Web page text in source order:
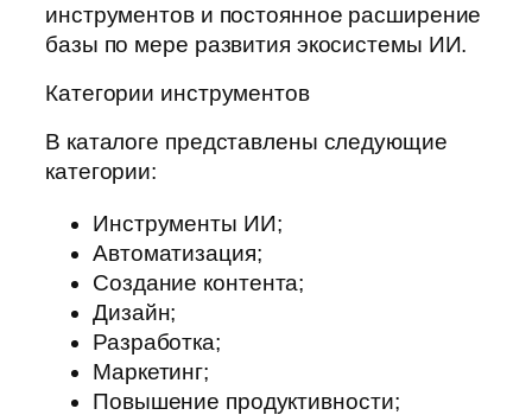
инструментов и постоянное расширение
базы по мере развития экосистемы ИИ.
Категории инструментов
В каталоге представлены следующие
категории:
Инструменты ИИ;
Автоматизация;
Создание контента;
Дизайн;
Разработка;
Маркетинг;
Повышение продуктивности;